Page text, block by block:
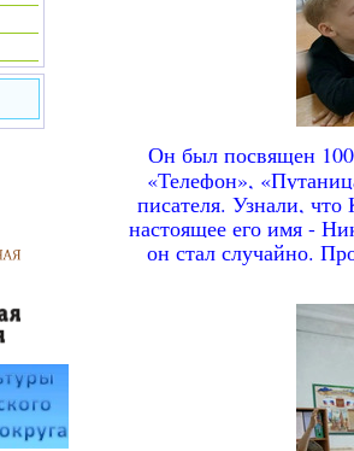
Он был посвящен
«Телефон»,
писателя. Узнали, что
настоящее его имя -
он стал случайно.